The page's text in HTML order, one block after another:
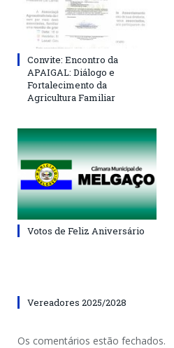
Convite: Encontro da
APAIGAL: Diálogo e
Fortalecimento da
Agricultura Familiar
Votos de Feliz Aniversário
Vereadores 2025/2028
Os comentários estão fechados.